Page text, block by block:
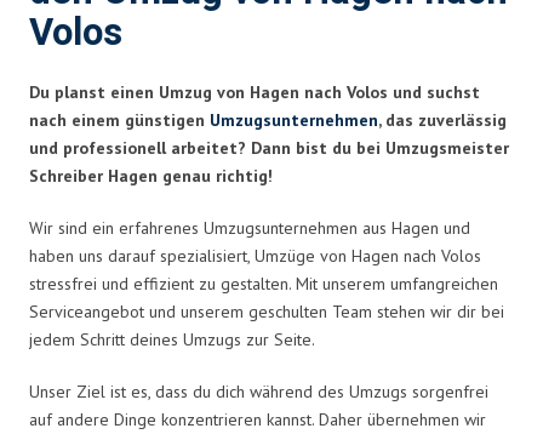
Volos
Du planst einen Umzug von Hagen nach Volos und suchst
nach einem günstigen Umzugsunternehmen, das zuverlässig
und professionell arbeitet? Dann bist du bei Umzugsmeister
Schreiber Hagen genau richtig!
Wir sind ein erfahrenes Umzugsunternehmen aus Hagen und
haben uns darauf spezialisiert, Umzüge von Hagen nach Volos
stressfrei und effizient zu gestalten. Mit unserem umfangreichen
Serviceangebot und unserem geschulten Team stehen wir dir bei
jedem Schritt deines Umzugs zur Seite.
Unser Ziel ist es, dass du dich während des Umzugs sorgenfrei
auf andere Dinge konzentrieren kannst. Daher übernehmen wir